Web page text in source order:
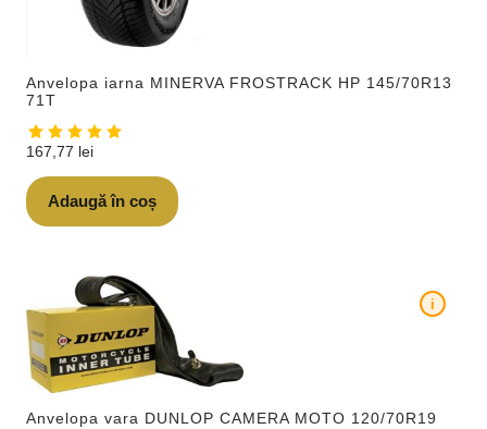
Anvelopa iarna MINERVA FROSTRACK HP 145/70R13
71T
167,77 lei
Adaugă în coș
Anvelopa vara DUNLOP CAMERA MOTO 120/70R19
i